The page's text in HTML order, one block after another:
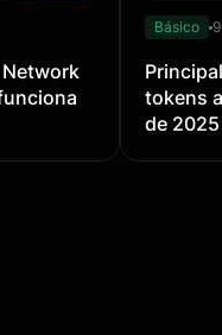
Network
Básico
tokens
de 2025